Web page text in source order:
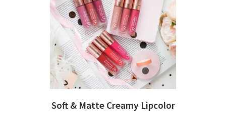
Soft & Matte Creamy Lipcolor